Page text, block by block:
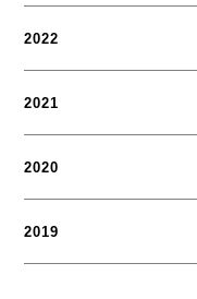
2022
2021
2020
2019